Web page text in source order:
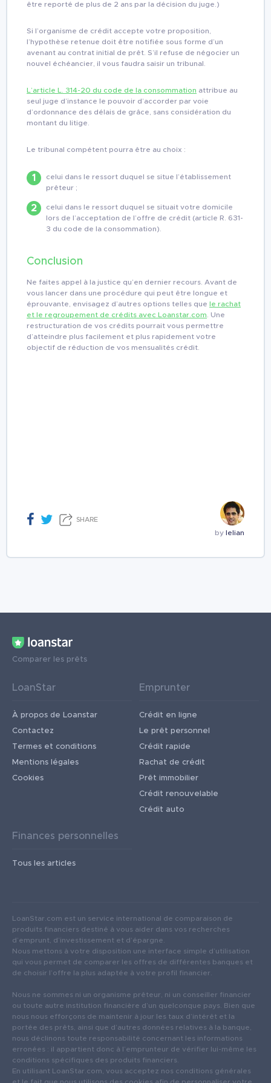
être reporté de plus de 2 ans par la décision du juge.)
Si l’organisme de crédit accepte votre proposition,
l’hypothèse retenue doit être notifiée sous forme d’un
avenant au contrat initial de prêt. S’il refuse de négocier un
nouvel échéancier, il vous faudra saisir un tribunal.
L’article L. 314-20 du code de la consommation attribue au
seul juge d’instance le pouvoir d’accorder par voie
d’ordonnance des délais de grâce, sans considération du
montant du litige.
Le tribunal compétent pourra être au choix :
celui dans le ressort duquel se situe l’établissement
prêteur ;
celui dans le ressort duquel se situait votre domicile
lors de l’acceptation de l’offre de crédit (article R. 631-
3 du code de la consommation).
Conclusion
Ne faites appel à la justice qu’en dernier recours. Avant de
vous lancer dans une procédure qui peut être longue et
éprouvante, envisagez d’autres options telles que le rachat
et le regroupement de crédits avec Loanstar.com . Une
restructuration de vos crédits pourrait vous permettre
d’atteindre plus facilement et plus rapidement votre
objectif de réduction de vos mensualités crédit.
SHARE
by lelian
Comparer les prêts
LoanStar
À propos de Loanstar
Contactez
Termes et conditions
Mentions légales
Cookies
Emprunter
Crédit en ligne
Le prêt personnel
Crédit rapide
Rachat de crédit
Prêt immobilier
Crédit renouvelable
Crédit auto
Finances personnelles
Tous les articles
LoanStar.com est un service international de comparaison de
produits financiers destiné à vous aider dans vos recherches
d’emprunt, d’investissement et d’épargne.
Nous mettons à votre disposition une interface simple d’utilisation
qui vous permet de comparer les offres de différentes banques et
de choisir l’offre la plus adaptée à votre profil financier.
Nous ne sommes ni un organisme prêteur, ni un conseiller financier
ou toute autre institution financière d’un quelconque pays. Bien que
nous nous efforçons de maintenir à jour les taux d’intérêt et la
portée des prêts, ainsi que d’autres données relatives à la banque,
nous déclinons toute responsabilité concernant les informations
erronées : il appartient donc à l’emprunteur de vérifier lui-même les
conditions spécifiques des produits financiers.
En utilisant LoanStar.com, vous acceptez nos conditions générales